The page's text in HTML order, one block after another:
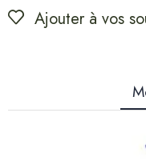
Ajouter à vos